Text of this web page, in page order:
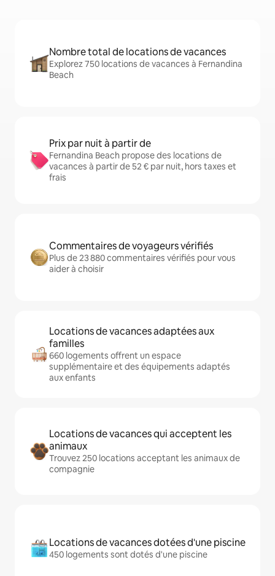
Nombre total de locations de vacances
Explorez 750 locations de vacances à Fernandina
Beach
Prix par nuit à partir de
Fernandina Beach propose des locations de
vacances à partir de 52 € par nuit, hors taxes et
frais
Commentaires de voyageurs vérifiés
Plus de 23 880 commentaires vérifiés pour vous
aider à choisir
Locations de vacances adaptées aux
familles
660 logements offrent un espace
supplémentaire et des équipements adaptés
aux enfants
Locations de vacances qui acceptent les
animaux
Trouvez 250 locations acceptant les animaux de
compagnie
Locations de vacances dotées d'une piscine
450 logements sont dotés d'une piscine